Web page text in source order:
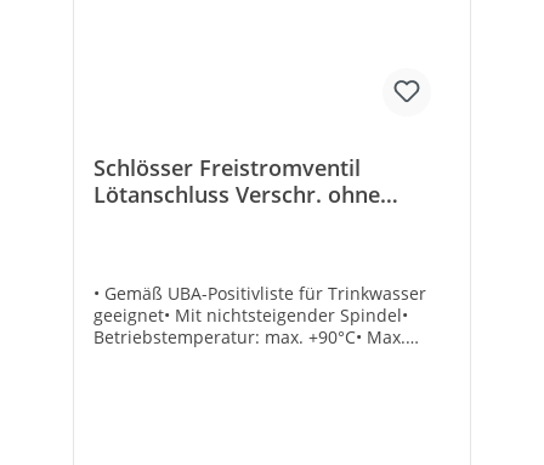
Schlösser Freistromventil
Lötanschluss Verschr. ohne
• Gemäß UBA-Positivliste für Trinkwasser
geeignet• Mit nichtsteigender Spindel•
Betriebstemperatur: max. +90°C• Max.